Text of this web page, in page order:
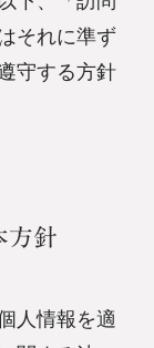
それに準ず
守する方針
方針
人情報を適